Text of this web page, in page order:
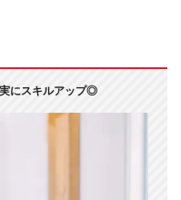
にスキルアップ◎